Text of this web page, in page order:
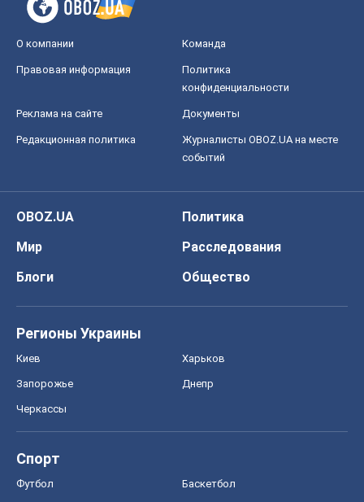
О компании Команда
Правовая информация
Политика
конфиденциальности
Реклама на сайте Документы
Редакционная политика
Журналисты OBOZ.UA на месте
событий
OBOZ.UA
Политика
Мир
Расследования
Блоги
Общество
Регионы Украины
Киев Харьков
Запорожье Днепр
Черкассы
Спорт
Футбол Баскетбол